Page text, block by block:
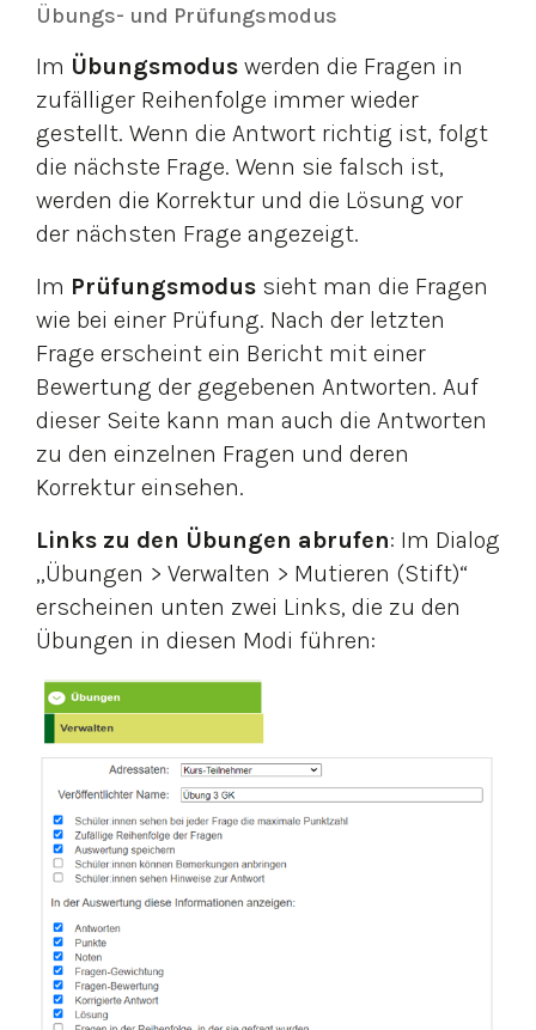
Übungs- und Prüfungsmodus
Im Übungsmodus werden die Fragen in
zufälliger Reihenfolge immer wieder
gestellt. Wenn die Antwort richtig ist, folgt
die nächste Frage. Wenn sie falsch ist,
werden die Korrektur und die Lösung vor
der nächsten Frage angezeigt.
Im Prüfungsmodus sieht man die Fragen
wie bei einer Prüfung. Nach der letzten
Frage erscheint ein Bericht mit einer
Bewertung der gegebenen Antworten. Auf
dieser Seite kann man auch die Antworten
zu den einzelnen Fragen und deren
Korrektur einsehen.
Links zu den Übungen abrufen: Im Dialog
„Übungen > Verwalten > Mutieren (Stift)“
erscheinen unten zwei Links, die zu den
Übungen in diesen Modi führen: